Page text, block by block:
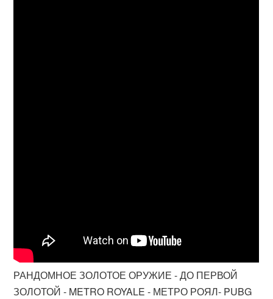
РАНДОМНОЕ ЗОЛОТОЕ ОРУЖИЕ - ДО ПЕРВОЙ
ЗОЛОТОЙ - METRO ROYALE - МЕТРО РОЯЛ- PUBG